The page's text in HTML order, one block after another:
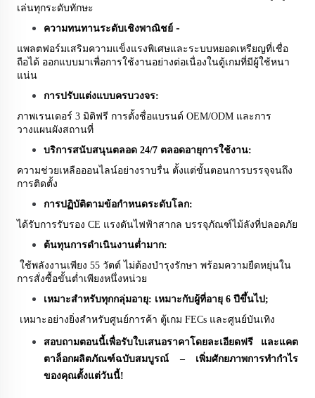
เล่นทุกระดับทักษะ
ความทนทานระดับเชิงพาณิชย์ -
แพลตฟอร์มเสริมความแข็งแรงพิเศษและระบบหยอดเหรียญที่เชื่อ
ถือได้ ออกแบบมาเพื่อการใช้งานอย่างต่อเนื่องในตู้เกมที่มีผู้ใช้หนา
แน่น
การปรับแต่งแบบครบวงจร:
ภาพเรนเดอร์ 3 มิติฟรี การตั้งชื่อแบรนด์ OEM/ODM และการ
วางแผนผังสถานที่
บริการสนับสนุนตลอด 24/7 ตลอดอายุการใช้งาน:
ความช่วยเหลือออนไลน์อย่างราบรื่น ตั้งแต่ขั้นตอนการบรรจุจนถึง
การติดตั้ง
การปฏิบัติตามข้อกำหนดระดับโลก:
ได้รับการรับรอง CE แรงดันไฟฟ้าสากล บรรจุภัณฑ์ไม้ลังที่ปลอดภัย
ต้นทุนการดำเนินงานต่ำมาก:
ใช้พลังงานเพียง 55 วัตต์ ไม่ต้องบำรุงรักษา พร้อมความยืดหยุ่นใน
การสั่งซื้อขั้นต่ำเพียงหนึ่งหน่วย
เหมาะสำหรับทุกกลุ่มอายุ: เหมาะกับผู้ที่อายุ 6 ปีขึ้นไป;
เหมาะอย่างยิ่งสำหรับศูนย์การค้า ตู้เกม FECs และศูนย์บันเทิง
สอบถามตอนนี้เพื่อรับใบเสนอราคาโดยละเอียดฟรี และแคต
ตาล็อกผลิตภัณฑ์ฉบับสมบูรณ์ – เพิ่มศักยภาพการทำกำไร
ของคุณตั้งแต่วันนี้!